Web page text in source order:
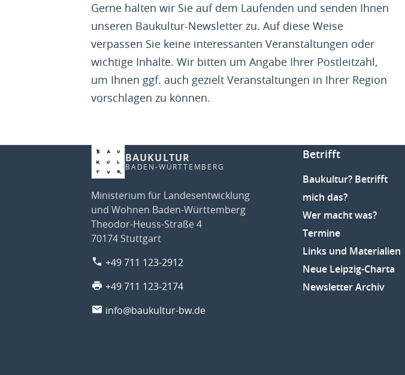
Gerne halten wir Sie auf dem Laufenden und senden Ihnen
unseren Baukultur-Newsletter zu. Auf diese Weise
verpassen Sie keine interessanten Veranstaltungen oder
wichtige Inhalte. Wir bitten um Angabe Ihrer Postleitzahl,
um Ihnen ggf. auch gezielt Veranstaltungen in Ihrer Region
vorschlagen zu können.
BAUKULTUR
BADEN-WÜRTTEMBERG
Ministerium für Landesentwicklung
und Wohnen Baden-Württemberg
Theodor-Heuss-Straße 4
70174 Stuttgart
+49 711 123-2912
+49 711 123-2174
info@baukultur-bw.de
Betrifft
Baukultur? Betrifft
mich das?
Wer macht was?
Termine
Links und Materialien
Neue Leipzig-Charta
Newsletter Archiv